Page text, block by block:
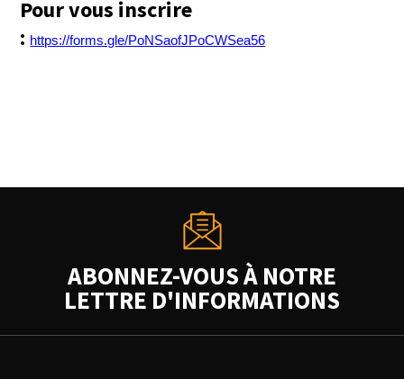
Pour vous inscrire
: https://forms.gle/PoNSaofJPoCWSea56
ABONNEZ-VOUS À NOTRE
LETTRE D'INFORMATIONS